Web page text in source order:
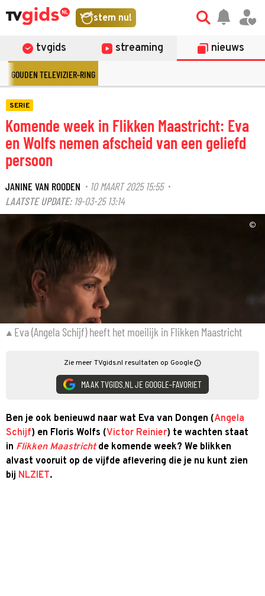
stem nu!
tvgids streaming nieuws
GOUDEN TELEVIZIER-RING
SERIE
Komende week in Flikken Maastricht: Eva
en Wolfs nemen afscheid van een geliefd
persoon
JANINE VAN ROODEN · 10 MAART 2025 15:55·
LAATSTE UPDATE: 19-03-25 13:14
©
Eva (Angela Schijf) heeft het moeilijk in Flikken Maastricht
Zie meer TVgids.nl resultaten op Google
MAAK TVGIDS.NL JE GOOGLE-FAVORIET
Ben je ook benieuwd naar wat Eva van Dongen (Angela
Schijf) en Floris Wolfs (Victor Reinier) te wachten staat
in Flikken Maastrichtde komende week? We blikken
alvast vooruit op de vijfde aflevering die je nu kunt zien
bij NLZIET.